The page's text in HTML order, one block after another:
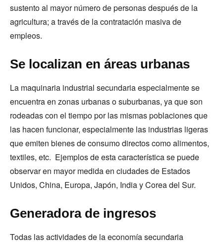
sustento al mayor número de personas después de la
agricultura; a través de la contratación masiva de
empleos.
Se localizan en áreas urbanas
La maquinaria industrial secundaria especialmente se
encuentra en zonas urbanas o suburbanas, ya que son
rodeadas con el tiempo por las mismas poblaciones que
las hacen funcionar, especialmente las industrias ligeras
que emiten bienes de consumo directos como alimentos,
textiles, etc. Ejemplos de esta característica se puede
observar en mayor medida en ciudades de Estados
Unidos, China, Europa, Japón, India y Corea del Sur.
Generadora de ingresos
Todas las actividades de la economía secundaria